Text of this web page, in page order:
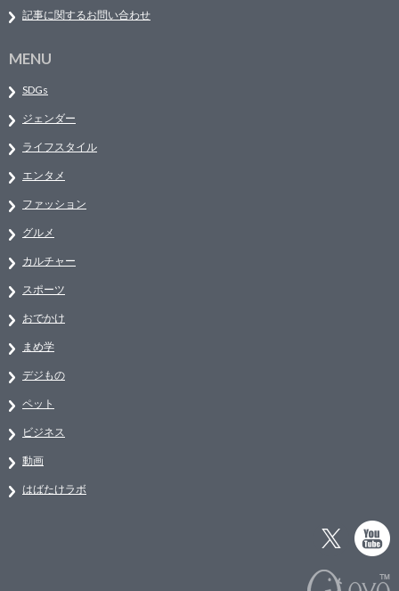
記事に関するお問い合わせ
MENU
SDGs
ジェンダー
ライフスタイル
エンタメ
ファッション
グルメ
カルチャー
スポーツ
おでかけ
まめ学
デジもの
ペット
ビジネス
動画
はばたけラボ